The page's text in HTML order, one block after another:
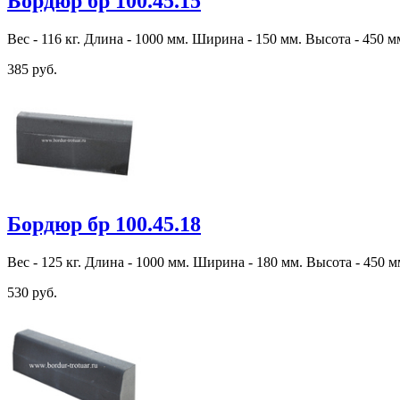
Вес - 116 кг. Длина - 1000 мм. Ширина - 150 мм. Высота - 450
385 руб.
Бордюр бр 100.45.18
Вес - 125 кг. Длина - 1000 мм. Ширина - 180 мм. Высота - 450
530 руб.